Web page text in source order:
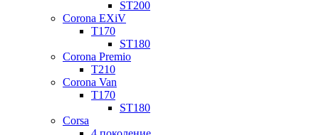
ST200
Corona EXiV
T170
ST180
Corona Premio
T210
Corona Van
T170
ST180
Corsa